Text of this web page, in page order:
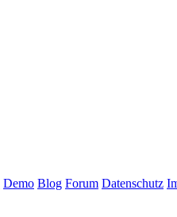
Demo Blog Forum Datenschutz